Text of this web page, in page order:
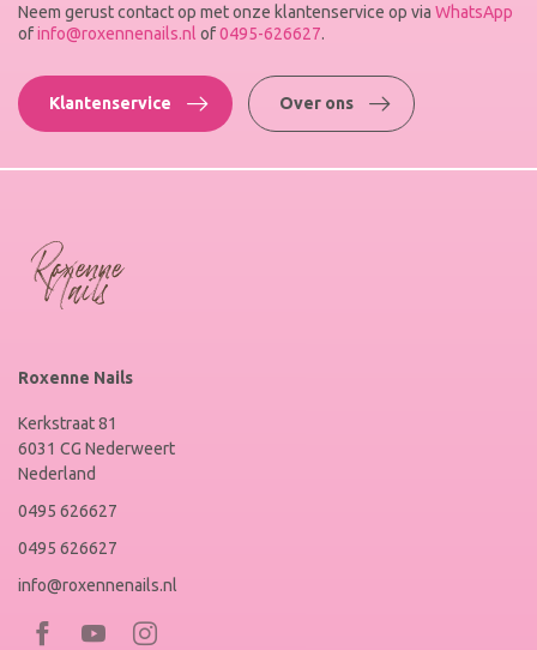
Neem gerust contact op met onze klantenservice op via WhatsApp
ofinfo@roxennenails.nl of0495-626627.
Klantenservice Over ons
Roxenne Nails
Kerkstraat 81
6031 CG Nederweert
Nederland
0495 626627
0495 626627
info@roxennenails.nl
Bezoek